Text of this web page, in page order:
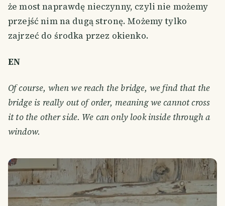
że most naprawdę nieczynny, czyli nie możemy
przejść nim na dugą stronę. Możemy tylko
zajrzeć do środka przez okienko.
EN
Of course, when we reach the bridge, we find that the
bridge is really out of order, meaning we cannot cross
it to the other side. We can only look inside through a
window.